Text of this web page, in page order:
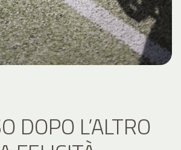
DOPO L’ALTRO